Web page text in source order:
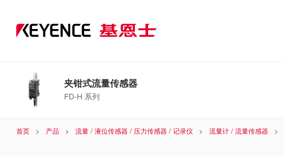
夹钳式流量传感器
FD-H 系列
首页 产品 流量 / 液位传感器 / 压力传感器 / 记录仪 流量计 / 流量传感器